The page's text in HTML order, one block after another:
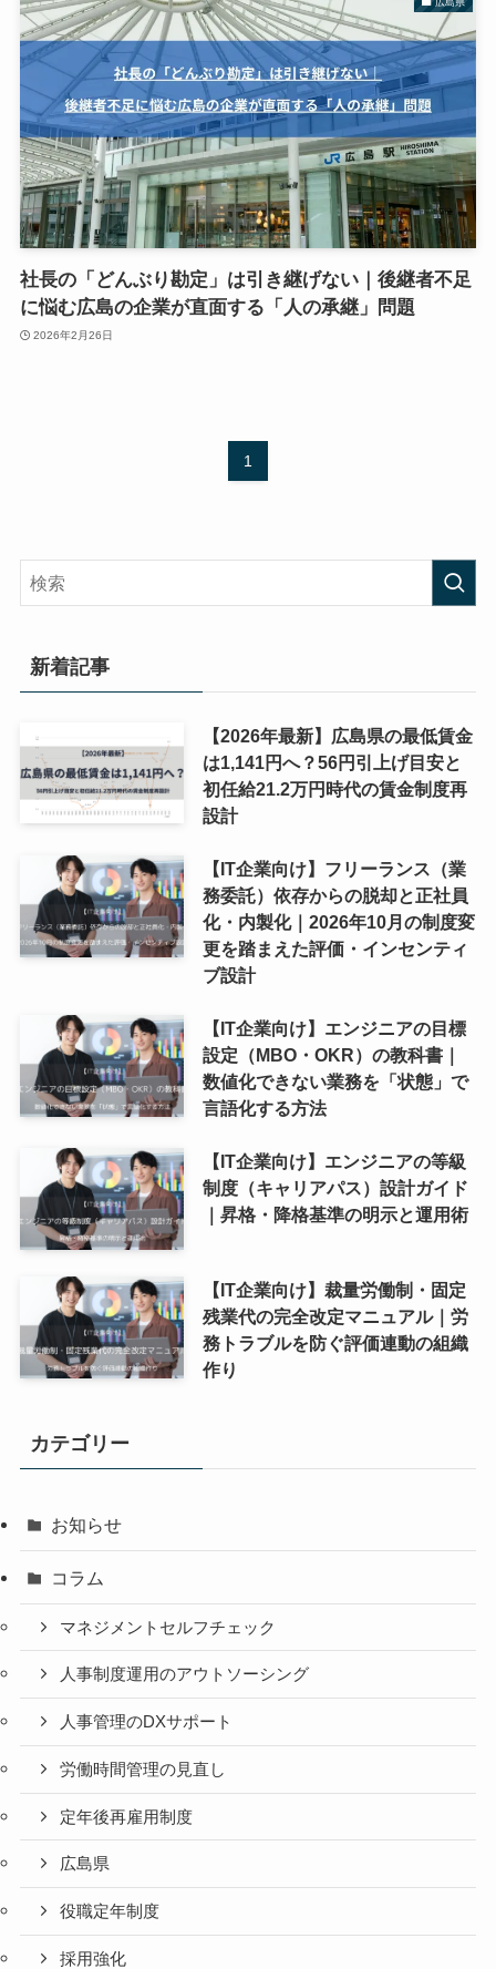
広島県
社長の「どんぶり勘定」は引き継げない｜後継者不足
に悩む広島の企業が直面する「人の承継」問題
2026年2月26日
1
新着記事
【2026年最新】広島県の最低賃金
は1,141円へ？56円引上げ目安と
初任給21.2万円時代の賃金制度再
設計
【IT企業向け】フリーランス（業
務委託）依存からの脱却と正社員
化・内製化｜2026年10月の制度変
更を踏まえた評価・インセンティ
ブ設計
【IT企業向け】エンジニアの目標
設定（MBO・OKR）の教科書｜
数値化できない業務を「状態」で
言語化する方法
【IT企業向け】エンジニアの等級
制度（キャリアパス）設計ガイド
｜昇格・降格基準の明示と運用術
【IT企業向け】裁量労働制・固定
残業代の完全改定マニュアル｜労
務トラブルを防ぐ評価連動の組織
作り
カテゴリー
お知らせ
コラム
マネジメントセルフチェック
人事制度運用のアウトソーシング
人事管理のDXサポート
労働時間管理の見直し
定年後再雇用制度
広島県
役職定年制度
採用強化